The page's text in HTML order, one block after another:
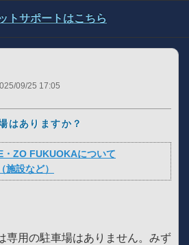
09/25 17:05
はありますか？
・ZO FUKUOKAについて
施設など）
専用の駐車場はありません。みず